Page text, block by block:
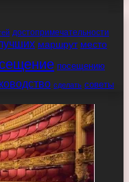
достопримечательности
маршрут место
посещению
сделать советы